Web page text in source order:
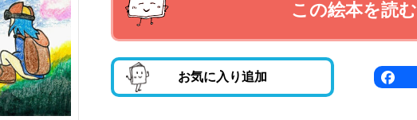
この絵本を読む
お気に入り追加